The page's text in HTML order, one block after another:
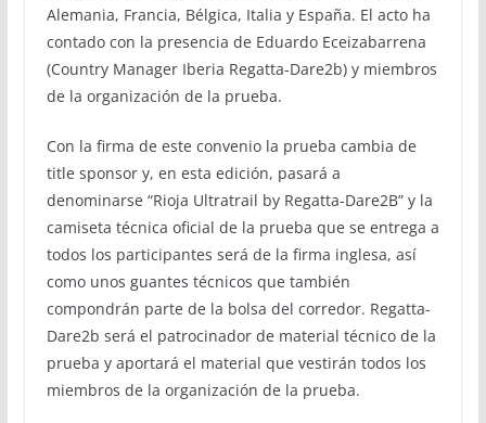
Alemania, Francia, Bélgica, Italia y España. El acto ha
contado con la presencia de Eduardo Eceizabarrena
(Country Manager Iberia Regatta-Dare2b) y miembros
de la organización de la prueba.
Con la firma de este convenio la prueba cambia de
title sponsor y, en esta edición, pasará a
denominarse “Rioja Ultratrail by Regatta-Dare2B” y la
camiseta técnica oficial de la prueba que se entrega a
todos los participantes será de la firma inglesa, así
como unos guantes técnicos que también
compondrán parte de la bolsa del corredor. Regatta-
Dare2b será el patrocinador de material técnico de la
prueba y aportará el material que vestirán todos los
miembros de la organización de la prueba.